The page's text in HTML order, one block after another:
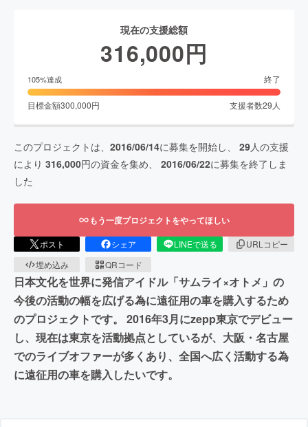
現在の支援総額
316,000円
105%達成 終了
目標金額300,000円 支援者数29 人
このプロジェクトは、 2016/06/14に募集を開始し、 29人の支援
により 316,000円の資金を集め、 2016/06/22に募集を終了しま
した
もう一度プロジェクトをやってほしい
ポスト シェア LINEで送る
URLコピー
埋め込み
QRコード
日本文化を世界に発信アイドル「サムライ×オトメ」の
今後の活動の幅を広げる為に遠征用の車を購入するため
のプロジェクトです。 2016年3月にzepp東京でデビュー
し、現在は東京を活動拠点としているが、大阪・名古屋
でのライブオファーが多くあり、全国へ広く活動する為
に遠征用の車を購入したいです。